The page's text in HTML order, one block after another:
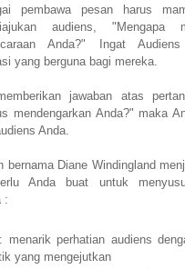
pembawa pesan harus
audiens, "Mengapa
Anda?" Ingat
yang berguna bagi mereka.
jawaban atas
mendengarkan Anda?" maka
Anda.
bernama Diane Windingland
Anda buat untuk
:
menarik perhatian audiens
yang mengejutkan